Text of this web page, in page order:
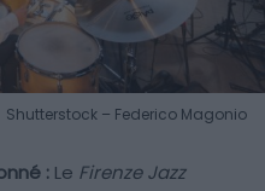
Shutterstock – Federico Magonio
: Le Firenze Jazz